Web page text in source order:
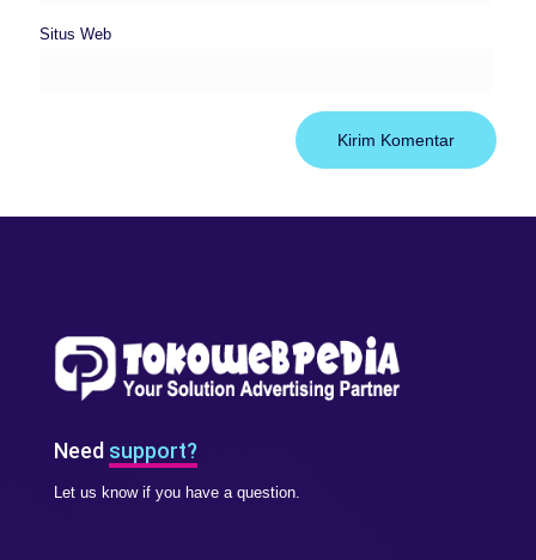
Situs Web
Need support?
Let us know if you have a question.